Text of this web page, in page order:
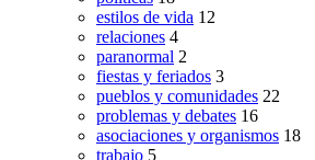
estilos de vida 12
relaciones 4
paranormal 2
fiestas y feriados 3
pueblos y comunidades 22
problemas y debates 16
asociaciones y organismos 18
trabajo 5